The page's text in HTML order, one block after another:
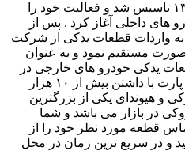
فروشگاه سام پارت در سال ۱۳۶۵ تاسیس شد و فعالیت خود را
های داخلی آغاز کرد . پس از
به واردات قطعات یدکی از شرکت
مستقیم نمود و به عنوان
یدکی خودرو های خارجی در
بازارشناخته شد . فروشگاه سام پارت با داشتن بیش از ۱۰ هزار
و هیوندای یکی از بزرگترین
در بازار می باشد و شما
قطعه مورد نظر خود را از
و در سریع ترین زمان در محل